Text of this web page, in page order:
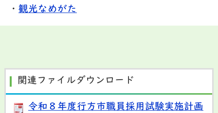
・ 観光なめがた
関連ファイルダウンロード
令和８年度行方市職員採用試験実施計画